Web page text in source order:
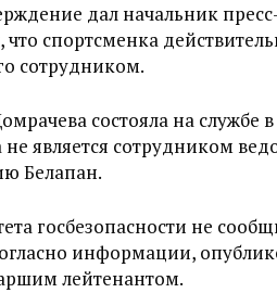
дал начальник
спортсменка
сотрудником.
состояла на
является сотрудником
Белапан.
госбезопасности не
информации,
лейтенантом.